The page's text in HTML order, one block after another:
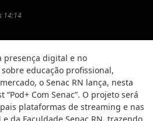
14:14
presença digital e no
educação profissional,
o Senac RN lança, nesta
Com Senac”. O projeto será
plataformas de streaming e nas